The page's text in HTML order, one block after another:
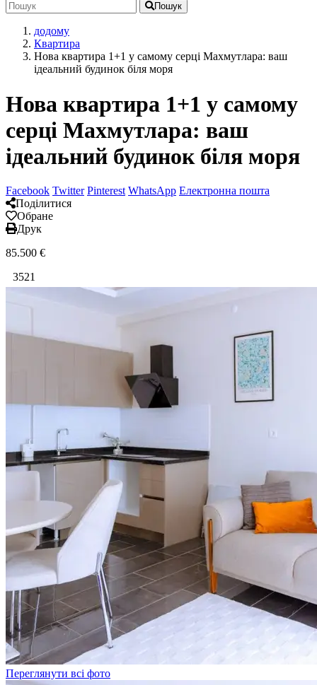
Пошук
додому
Квартира
Нова квартира 1+1 у самому серці Махмутлара: ваш
ідеальний будинок біля моря
Нова квартира 1+1 у самому
серці Махмутлара: ваш
ідеальний будинок біля моря
Facebook Twitter Pinterest WhatsApp Електронна пошта
Поділитися
Обране
Друк
85.500 €
3521
Переглянути всі фото